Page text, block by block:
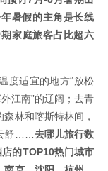
暑假的主角是长线
家庭旅客占比超六
度适宜的地方“放松
江南”的辽阔；去青
林和喀斯特林间，
舒…… 去哪儿旅行数
的TOP10热门城市